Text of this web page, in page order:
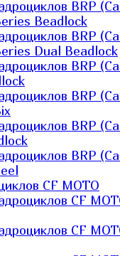
BRP
Beadlock
BRP
Dual Beadlock
BRP
BRP
BRP
BRP
CF MOTO
CF
CF